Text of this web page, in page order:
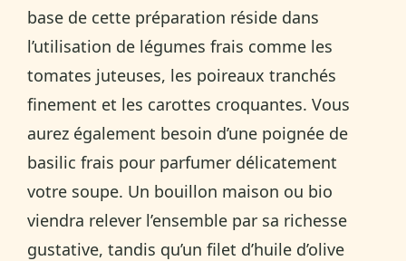
base de cette préparation réside dans
l’utilisation de légumes frais comme les
tomates juteuses, les poireaux tranchés
finement et les carottes croquantes. Vous
aurez également besoin d’une poignée de
basilic frais pour parfumer délicatement
votre soupe. Un bouillon maison ou bio
viendra relever l’ensemble par sa richesse
gustative, tandis qu’un filet d’huile d’olive